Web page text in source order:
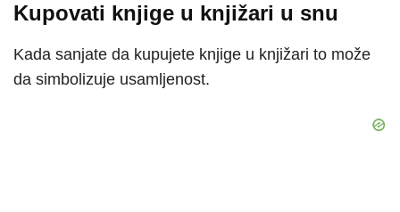
Kupovati knjige u knjižari u snu
Kada sanjate da kupujete knjige u knjižari to može
da simbolizuje usamljenost.